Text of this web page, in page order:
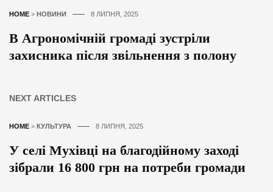
HOME > НОВИНИ 8 ЛИПНЯ, 2025
В Агрономічній громаді зустріли
захисника після звільнення з полону
NEXT ARTICLES
HOME > КУЛЬТУРА 8 ЛИПНЯ, 2025
У селі Мухівці на благодійному заході
зібрали 16 800 грн на потреби громади